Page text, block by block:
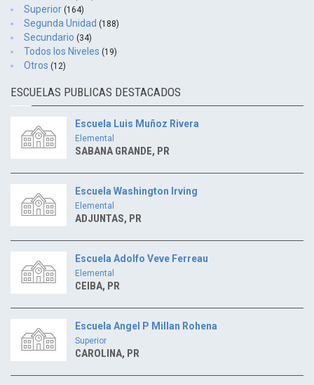
Superior (164)
Segunda Unidad (188)
Secundario (34)
Todos los Niveles (19)
Otros (12)
ESCUELAS PUBLICAS DESTACADOS
Escuela Luis Muñoz Rivera
Elemental
SABANA GRANDE, PR
Escuela Washington Irving
Elemental
ADJUNTAS, PR
Escuela Adolfo Veve Ferreau
Elemental
CEIBA, PR
Escuela Angel P Millan Rohena
Superior
CAROLINA, PR